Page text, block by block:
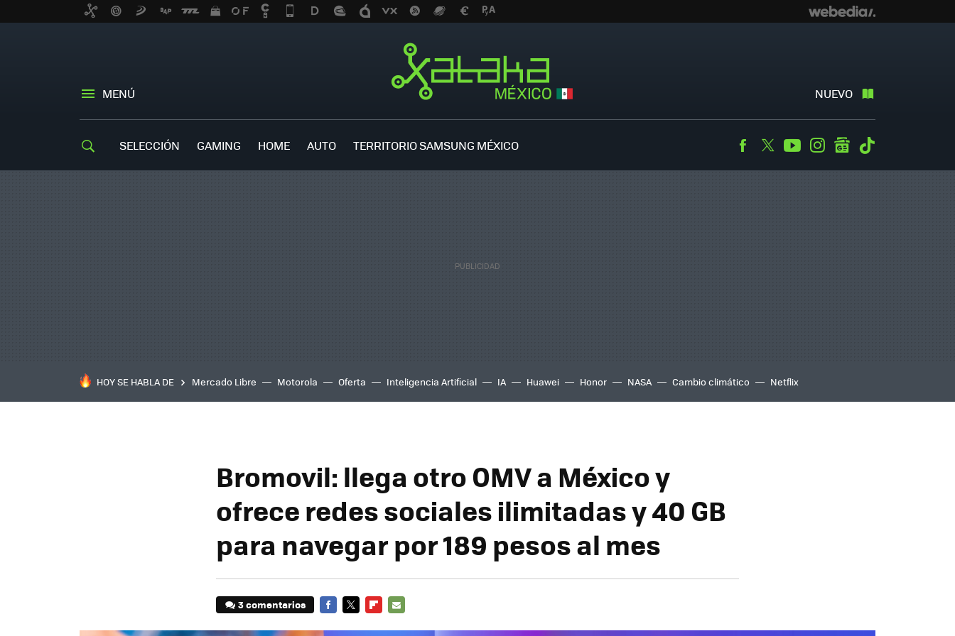
MENÚ NUEVO
SELECCIÓN GAMING HOME AUTO TERRITORIO SAMSUNG MÉXICO Facebook
TwitterYoutubeInstagramgooglenews
HOY SE HABLA DE Mercado Libre Motorola Oferta Inteligencia Artificial IA Huawei Honor NASA Cambio climático Netflix
Bromovil: llega otro OMV a México y
ofrece redes sociales ilimitadas y 40 GB
para navegar por 189 pesos al mes
3 comentarios